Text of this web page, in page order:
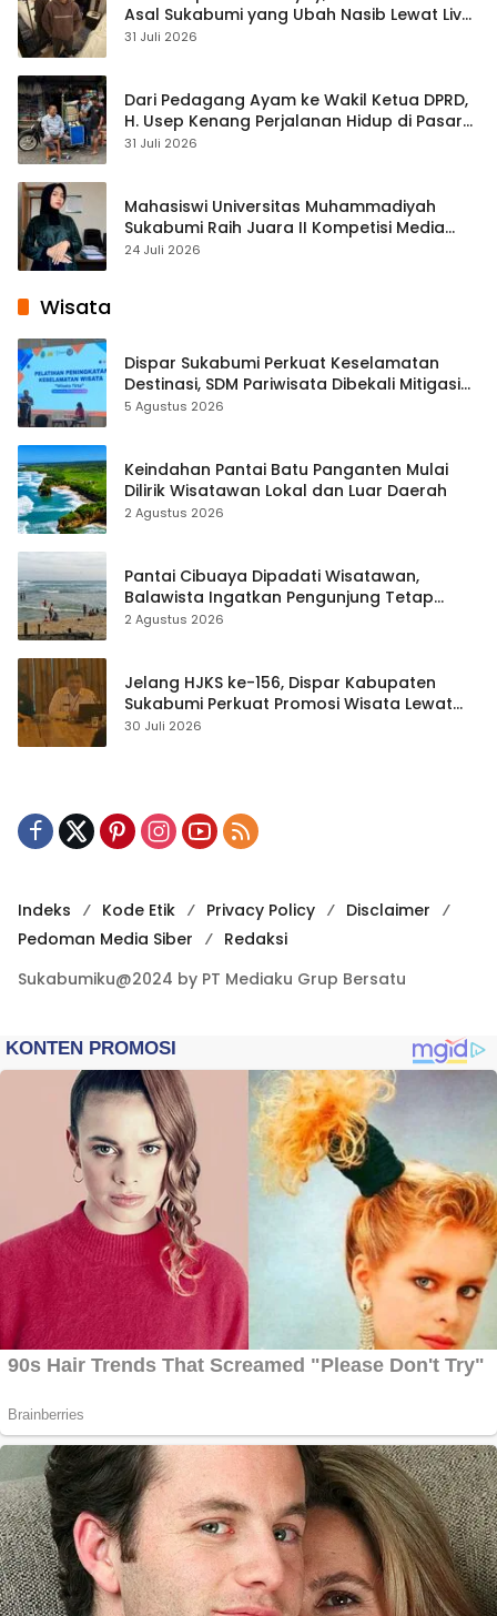
Asal Sukabumi yang Ubah Nasib Lewat Live
Streaming
31 Juli 2026
Dari Pedagang Ayam ke Wakil Ketua DPRD,
H. Usep Kenang Perjalanan Hidup di Pasar
Cisaat
31 Juli 2026
Mahasiswi Universitas Muhammadiyah
Sukabumi Raih Juara II Kompetisi Media
Pembelajaran Digital Tingkat Internasional
24 Juli 2026
Wisata
Dispar Sukabumi Perkuat Keselamatan
Destinasi, SDM Pariwisata Dibekali Mitigasi
hingga Teknik Evakuasi
5 Agustus 2026
Keindahan Pantai Batu Panganten Mulai
Dilirik Wisatawan Lokal dan Luar Daerah
2 Agustus 2026
Pantai Cibuaya Dipadati Wisatawan,
Balawista Ingatkan Pengunjung Tetap
Waspada
2 Agustus 2026
Jelang HJKS ke-156, Dispar Kabupaten
Sukabumi Perkuat Promosi Wisata Lewat
Publikasi Digital
30 Juli 2026
Indeks Kode Etik Privacy Policy
Disclaimer
Pedoman Media Siber
Redaksi
Sukabumiku@2024 by PT Mediaku Grup Bersatu